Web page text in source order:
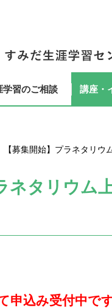
学習のご相談 講座・
【募集開始】プラネタリ
ネタリウ
申込み受付中で